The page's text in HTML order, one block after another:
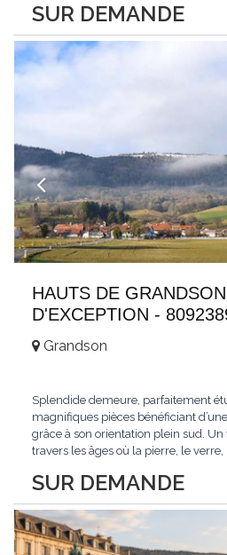
SUR DEMANDE
station et les sommets qui
au fil des saisons. Avec...
HAUTS DE
D'EXCEPTION -
SUR DEMANDE
Grandson
Splendide demeure, parfaitement
magnifiques pièces bénéficiant
grâce à son orientation plein sud.
travers les âges où la pierre, le
de Grandson, entourée de nature et